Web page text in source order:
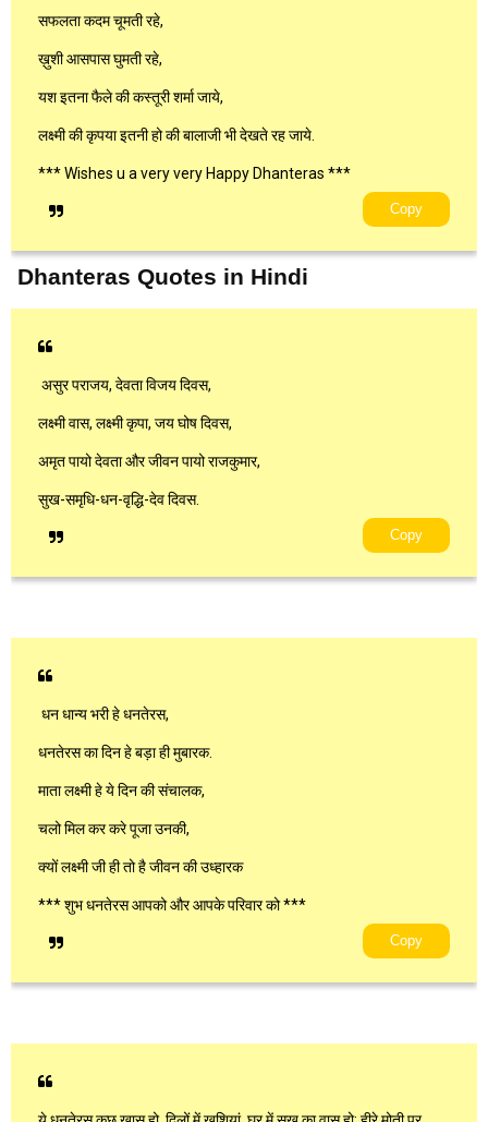
सफलता कदम चूमती रहे,
ख़ुशी आसपास घुमती रहे,
यश इतना फैले की कस्तूरी शर्मा जाये,
लक्ष्मी की कृपया इतनी हो की बालाजी भी देखते रह जाये.
*** Wishes u a very very Happy Dhanteras ***
Copy
Dhanteras Quotes in Hindi
असुर पराजय, देवता विजय दिवस,
लक्ष्मी वास, लक्ष्मी कृपा, जय घोष दिवस,
अमृत पायो देवता और जीवन पायो राजकुमार,
सुख-समृधि-धन-वृद्धि-देव दिवस.
Copy
धन धान्य भरी हे धनतेरस,
धनतेरस का दिन हे बड़ा ही मुबारक.
माता लक्ष्मी हे ये दिन की संचालक,
चलो मिल कर करे पूजा उनकी,
क्यों लक्ष्मी जी ही तो है जीवन की उध्हारक
*** शुभ धनतेरस आपको और आपके परिवार को ***
Copy